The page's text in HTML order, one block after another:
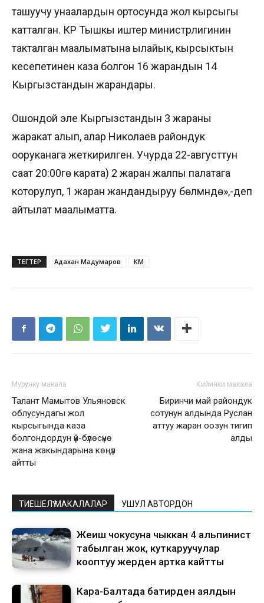
ташуучу унаалардын ортосунда жол кырсыгы
катталган. КР Тышкы иштер министрлигинин
такталган маалыматына ылайык, кырсыктын
кесепетинен каза болгон 16 жарандын 14ү
Кыргызстандын жарандары.
Ошондой эле Кыргызстандын 3 жараны
жаракат алып, алар Николаев райондук
ооруканага жеткирилген. Учурда 22-августтун
саат 20:00гө карата) 2 жаран жалпы палатага
которулуп, 1 жаран жандандыруу бөлүмүндө»,-деп
айтылат маалыматта.
ТЕГТЕР Адахан Мадумаров ӨКМ
Мурунку макала
Талант Мамытов Ульяновск
облусундагы жол
кырсыгында каза
болгондордун үй-бүлөсүнө
жана жакындарына көңүл
айтты
Кийинки макала
Биринчи май райондук
сотунун алдында Руслан
аттуу жаран оозун тигип
алды
ТИЕШЕЛҮҮ МАКАЛАЛАР УШУЛ АВТОРДОН
Жеңиш чокусуна чыккан 4 альпинист
табылган жок, куткаруучулар
кооптуу жерден артка кайтты
Кара-Балтада батирден аялдын